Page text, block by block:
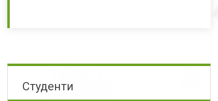
Студенти